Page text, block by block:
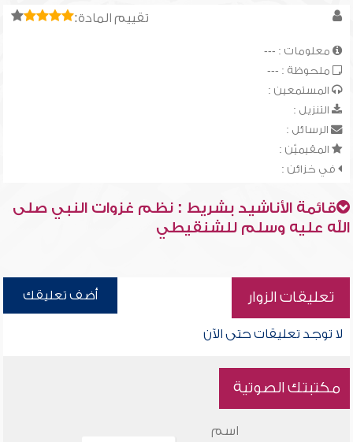
تقييم المادة:
معلومات : ---
ملحوظة : ---
المستمعين :
التنزيل :
الرسائل :
المقيميّن :
في خزائن :
قائمة الأناشيد بشريط : نظم غزوات النبي صلى
الله عليه وسلم للشنقيطي
تعليقات الزوار أضف تعليقك
لا توجد تعليقات حتى الآن
مكتبتك الصوتية
اسم